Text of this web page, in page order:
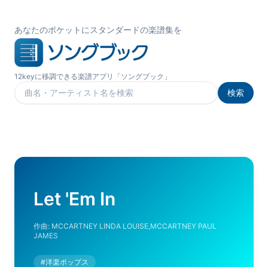
あなたのポケットにスタンダードの楽譜集を
12keyに移調できる楽譜アプリ「ソングブック」
楽曲を検索
検索
Let 'Em In
作曲: MCCARTNEY LINDA LOUISE,MCCARTNEY PAUL
JAMES
#洋楽ポップス